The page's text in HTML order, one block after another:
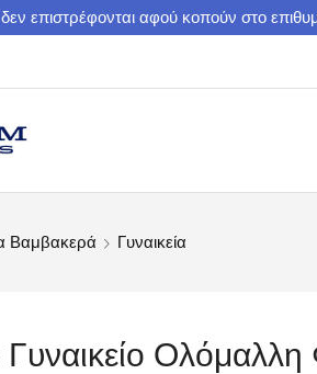
επιστρέφονται αφού κοπούν στο
Βαμβακερά Γυναικεία
Ολόμαλλη